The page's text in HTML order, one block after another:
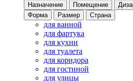
Назначение Помещение
Форма
Размер Страна
для ванной
для фартука
для кухни
для туалета
для коридора
для гостиной
для улицы